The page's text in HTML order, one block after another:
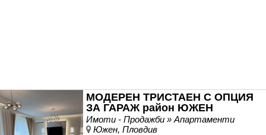
МОДЕРЕН ТРИСТАЕН С ОПЦИЯ
ЗА ГАРАЖ район ЮЖЕН
Имоти - Продажби » Апартаменти
Южен, Пловдив